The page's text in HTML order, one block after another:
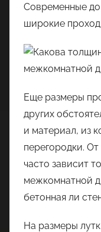
Современные
широкие
Еще размеры
других
и материал, из
перегородки.
часто зависит
межкомнатной
бетонная ли
На размеры